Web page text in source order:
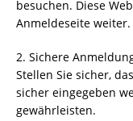
besuchen. Diese
Anmeldeseite weiter.
2. Sichere
Stellen Sie sicher,
sicher eingegeben
gewährleisten.